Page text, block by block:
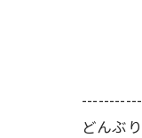
どんぶ